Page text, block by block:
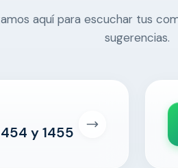
aquí para escuchar tus
sugerencias.
y 1455